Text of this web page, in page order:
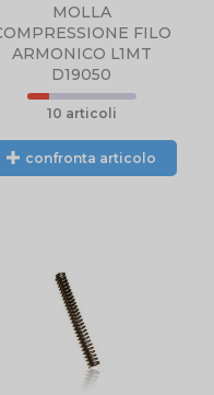
MOLLA
FILO
ARMONICO L1MT
D19050
10 articoli
confronta articolo